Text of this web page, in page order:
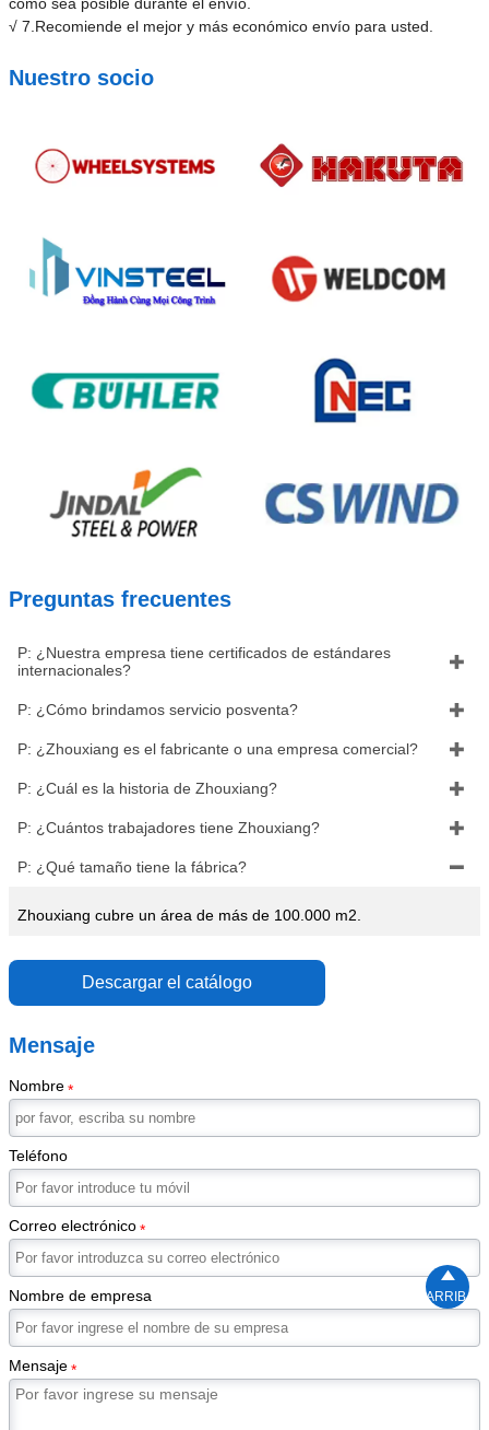
√ 7.Recomiende el mejor y más económico envío para usted.
Nuestro socio
Preguntas frecuentes
P: ¿Nuestra empresa tiene certificados de estándares
internacionales?

P: ¿Cómo brindamos servicio posventa? 
P: ¿Zhouxiang es el fabricante o una empresa comercial? 
P: ¿Cuál es la historia de Zhouxiang? 
P: ¿Cuántos trabajadores tiene Zhouxiang? 
P: ¿Qué tamaño tiene la fábrica? 
Zhouxiang cubre un área de más de 100.000 m2.
Descargar el catálogo
Mensaje
Nombre*
Teléfono
Correo electrónico*
Nombre de empresa
Mensaje*

ARRIBA